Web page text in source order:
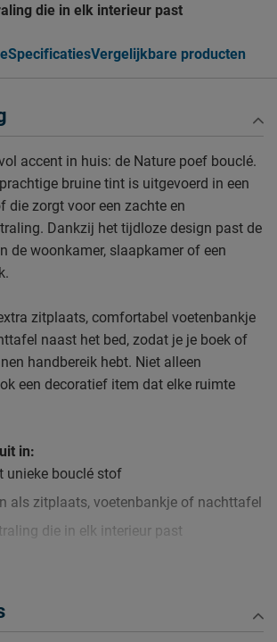
die in elk interieur past
SpecificatiesVergelijkbare producten
accent in huis: de Nature poef bouclé.
bruine tint is uitgevoerd in een
die zorgt voor een zachte en
Dankzij het tijdloze design past de
de woonkamer, slaapkamer of een
zitplaats, comfortabel voetenbankje
naast het bed, zodat je je boek of
handbereik hebt. Niet alleen
een decoratief item dat elke ruimte
in:
unieke bouclé stof
als zitplaats, voetenbankje of nachttafel
die in elk interieur past
schoonmaakinstructies, evenals de
kun je terug vinden bij het kopje ‘Goed